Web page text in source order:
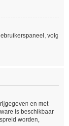
volg
en met
is beschikbaar
worden,